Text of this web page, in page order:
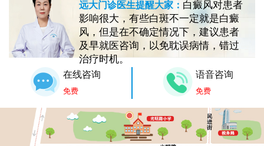
远大门诊医生提醒大家： 白癜风对患者
影响很大，有些白斑不一定就是白癜
风，但是在不确定情况下，建议患者
及早就医咨询，以免耽误病情，错过
治疗时机。
在线咨询
免费
语音咨询
免费